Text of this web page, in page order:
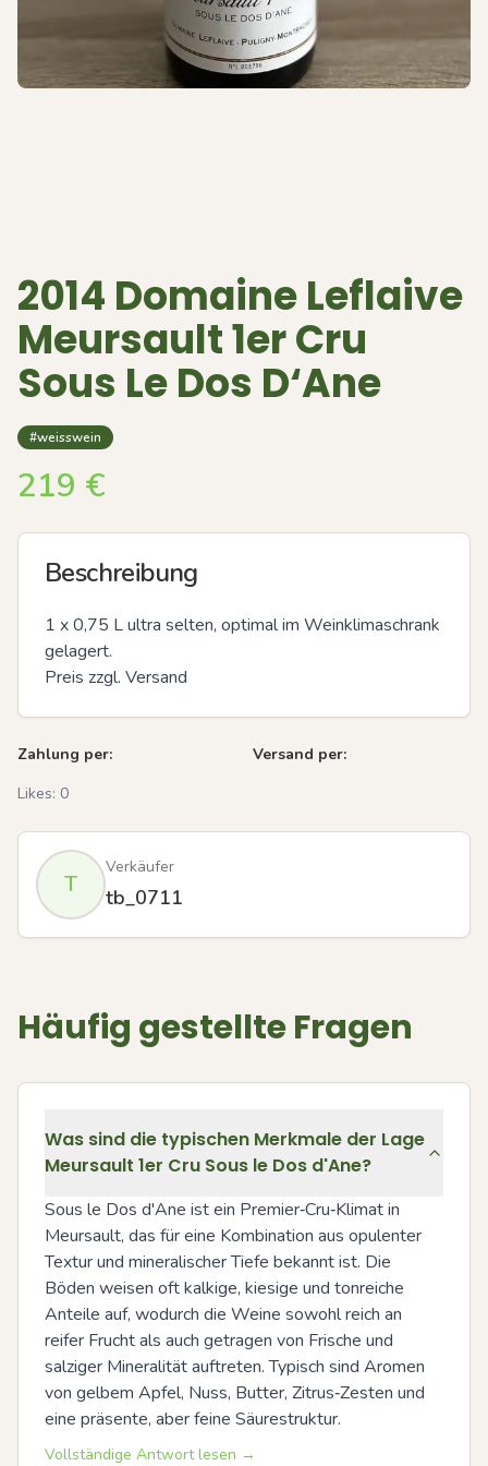
2014 Domaine Leflaive
Meursault 1er Cru
Sous Le Dos D‘Ane
#weisswein
219 €
Beschreibung
1 x 0,75 L ultra selten, optimal im Weinklimaschrank
gelagert.
Preis zzgl. Versand
Zahlung per:
Versand per:
Likes: 0
T
Verkäufer
tb_0711
Häufig gestellte Fragen
Was sind die typischen Merkmale der Lage
Meursault 1er Cru Sous le Dos d'Ane?
Sous le Dos d'Ane ist ein Premier‑Cru‑Klimat in
Meursault, das für eine Kombination aus opulenter
Textur und mineralischer Tiefe bekannt ist. Die
Böden weisen oft kalkige, kiesige und tonreiche
Anteile auf, wodurch die Weine sowohl reich an
reifer Frucht als auch getragen von Frische und
salziger Mineralität auftreten. Typisch sind Aromen
von gelbem Apfel, Nuss, Butter, Zitrus‑Zesten und
eine präsente, aber feine Säurestruktur.
Vollständige Antwort lesen →